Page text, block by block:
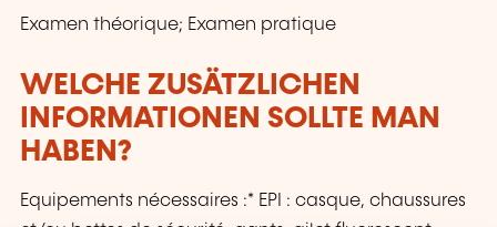
Examen théorique; Examen pratique
WELCHE ZUSÄTZLICHEN
INFORMATIONEN SOLLTE MAN
HABEN?
Equipements nécessaires :* EPI : casque, chaussures